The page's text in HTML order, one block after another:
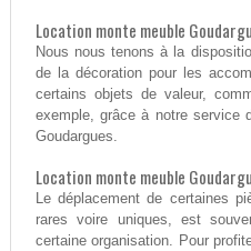
Location monte meuble
Nous nous tenons à la
de la décoration pour les
certains objets de valeur,
exemple, grâce à notre service
Goudargues.
Location monte meuble
Le déplacement de certaines
rares voire uniques, est
certaine organisation. Pour